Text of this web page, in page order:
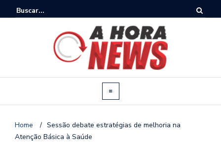
Home / Sessão debate estratégias de melhoria na
Atenção Básica à Saúde